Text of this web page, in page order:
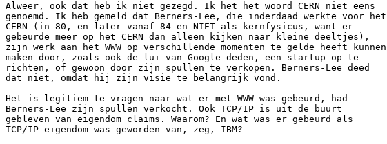
Alweer, ook dat heb ik niet gezegd. Ik het het woord CERN niet eens
genoemd. Ik heb gemeld dat Berners-Lee, die inderdaad werkte voor het
CERN (in 80, en later vanaf 84 en NIET als kernfysicus, want er
gebeurde meer op het CERN dan alleen kijken naar kleine deeltjes),
zijn werk aan het WWW op verschillende momenten te gelde heeft kunnen
maken door, zoals ook de lui van Google deden, een startup op te
richten, of gewoon door zijn spullen te verkopen. Berners-Lee deed
dat niet, omdat hij zijn visie te belangrijk vond.
Het is legitiem te vragen naar wat er met WWW was gebeurd, had
Berners-Lee zijn spullen verkocht. Ook TCP/IP is uit de buurt
gebleven van eigendom claims. Waarom? En wat was er gebeurd als
TCP/IP eigendom was geworden van, zeg, IBM?